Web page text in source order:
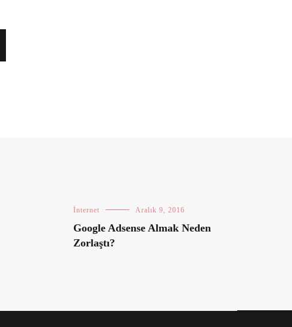
İnternet Aralık 9, 2016
Google Adsense Almak Neden
Zorlaştı?